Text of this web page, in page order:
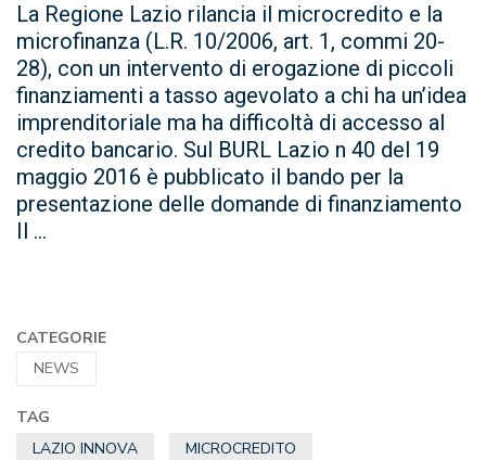
La Regione Lazio rilancia il microcredito e la
microfinanza (L.R. 10/2006, art. 1, commi 20-
28), con un intervento di erogazione di piccoli
finanziamenti a tasso agevolato a chi ha un’idea
imprenditoriale ma ha difficoltà di accesso al
credito bancario. Sul BURL Lazio n 40 del 19
maggio 2016 è pubblicato il bando per la
presentazione delle domande di finanziamento
Il ...
CATEGORIE
NEWS
TAG
LAZIO INNOVA
MICROCREDITO